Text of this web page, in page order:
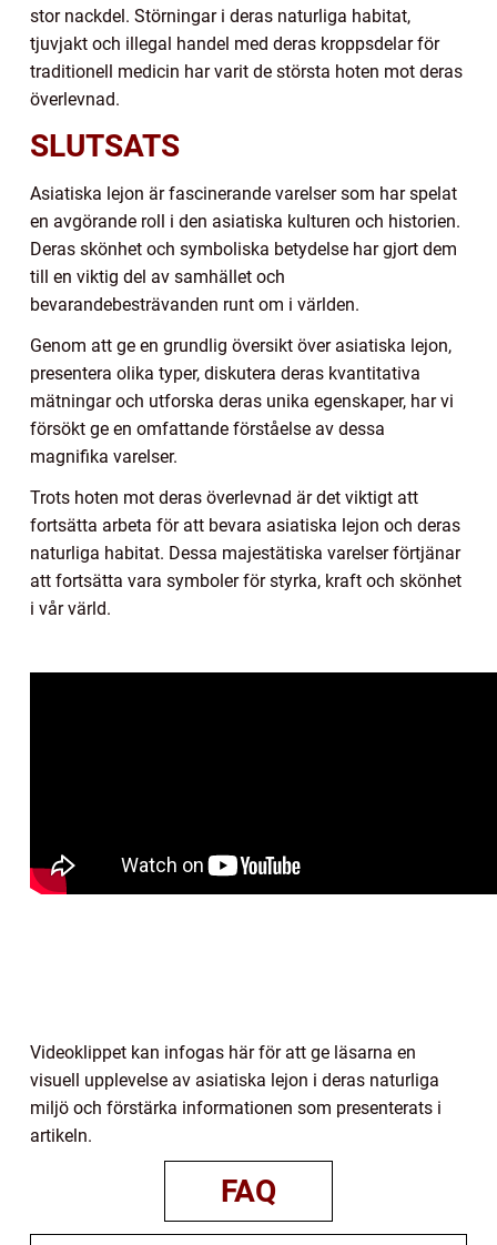
stor nackdel. Störningar i deras naturliga habitat,
tjuvjakt och illegal handel med deras kroppsdelar för
traditionell medicin har varit de största hoten mot deras
överlevnad.
SLUTSATS
Asiatiska lejon är fascinerande varelser som har spelat
en avgörande roll i den asiatiska kulturen och historien.
Deras skönhet och symboliska betydelse har gjort dem
till en viktig del av samhället och
bevarandebesträvanden runt om i världen.
Genom att ge en grundlig översikt över asiatiska lejon,
presentera olika typer, diskutera deras kvantitativa
mätningar och utforska deras unika egenskaper, har vi
försökt ge en omfattande förståelse av dessa
magnifika varelser.
Trots hoten mot deras överlevnad är det viktigt att
fortsätta arbeta för att bevara asiatiska lejon och deras
naturliga habitat. Dessa majestätiska varelser förtjänar
att fortsätta vara symboler för styrka, kraft och skönhet
i vår värld.
Videoklippet kan infogas här för att ge läsarna en
visuell upplevelse av asiatiska lejon i deras naturliga
miljö och förstärka informationen som presenterats i
artikeln.
FAQ